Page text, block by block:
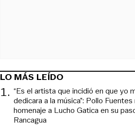
LO MÁS LEÍDO
1. “Es el artista que incidió en que yo
dedicara a la música”: Pollo
homenaje a Lucho Gatica en su
Rancagua